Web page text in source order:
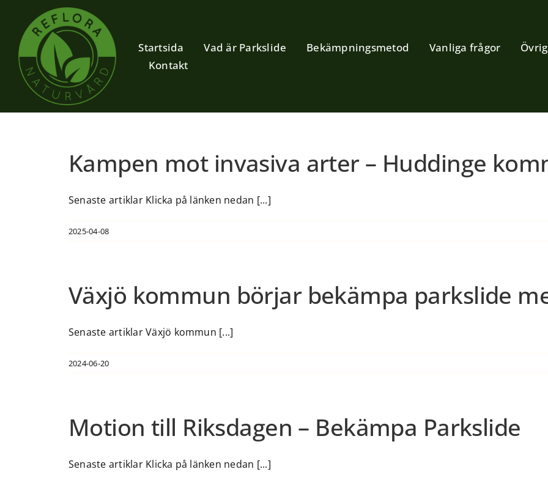
innehållet
Startsida Vad är Parkslide Bekämpningsmetod Vanliga frågor
Kontakt
Kampen mot invasiva arter – Huddinge
Senaste artiklar Klicka på länken nedan [...]
2025-04-08
Växjö kommun börjar bekämpa parkslide
Senaste artiklar Växjö kommun [...]
2024-06-20
Motion till Riksdagen – Bekämpa Parkslide
Senaste artiklar Klicka på länken nedan [...]